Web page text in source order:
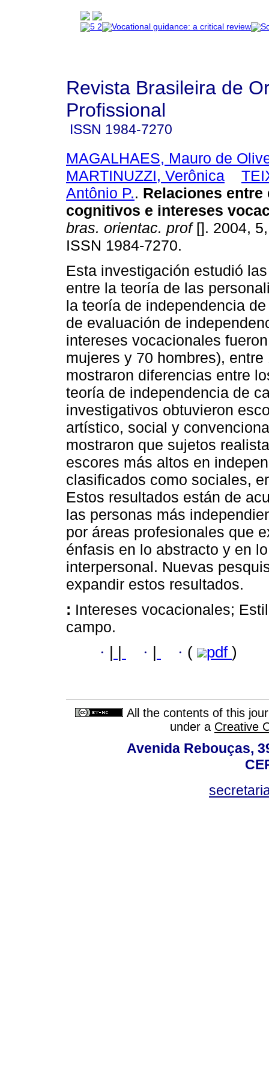
Revista Brasileira de
Profissional
ISSN 1984-7270
MAGALHAES, Mauro de
MARTINUZZI, Verônica
Antônio P.. Relaciones entre
cognitivos e intereses
bras. orientac. prof[]. 2004,
ISSN 1984-7270.
Esta investigación estudió
entre la teoría de las
la teoría de independencia
de evaluación de
intereses vocacionales
mujeres y 70 hombres),
mostraron diferencias entre
teoría de independencia de
investigativos obtuvieron
artístico, social y
mostraron que sujetos
escores más altos en
clasificados como sociales,
Estos resultados están de
las personas más
por áreas profesionales que
énfasis en lo abstracto y en
interpersonal. Nuevas
expandir estos resultados.
: Intereses vocacionales;
campo.
· · · ( pdf )
All the contents of this
under a Creative
Avenida Rebouças,